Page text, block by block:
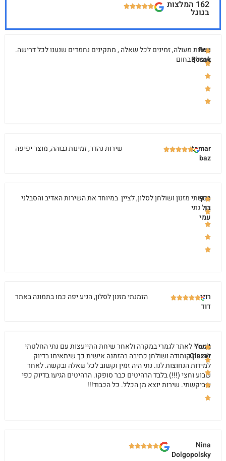
162 המלצות
בגוגל
Ron
Bosak
שירות מעולה, זמינים לכל שאלה , מתקינים נחמדים שנענו לכל דרישה.
מומלץ בחום
tamar
baz
שירות נהדר, זמינות גבוהה, מוצר יפיפה
ריקי
בן
עמי
רכשתי מזנון ושולחן לסלון, לציין במיוחד את השירות האדיב והסבלני
של נתי
רוני
דוד
הזמנתי מזנון לסלון, הגיע יפה כמו בתמונה באתר
Yonit
Glazer
הגעתי לאתר לגמרי במקרה ולאחר שיחת התייעצות עם נתי החלטתי
להזמין קומודה ושולחן כתיבה בהזמנה אישית כך שיתאימו בדיוק
למידות הנחוצות לנו. נתי היה זמין וקשוב לכל שאלה ובקשה. לאחר
שבוע וחצי (!!!) בלבד הרהיטים כבר סופקו. הרהיטים הגיעו בדיוק כפי
שביקשתי. שירות יוצא מן הכלל. כל הכבוד!!!
Nina
Dolgopolsky